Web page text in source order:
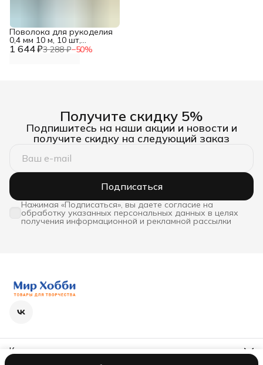
1 644 ₽3 288 ₽−50%
Поволока для рукоделия
0,4 мм 10 м, 10 шт,
Astra&Craft
Получите скидку 5%
Подпишитесь на наши акции и новости и
получите скидку на следующий заказ
Подписаться
Нажимая «Подписаться», вы даете согласие на
обработку указанных персональных данных в целях
получения информационной и рекламной рассылки
Контакты